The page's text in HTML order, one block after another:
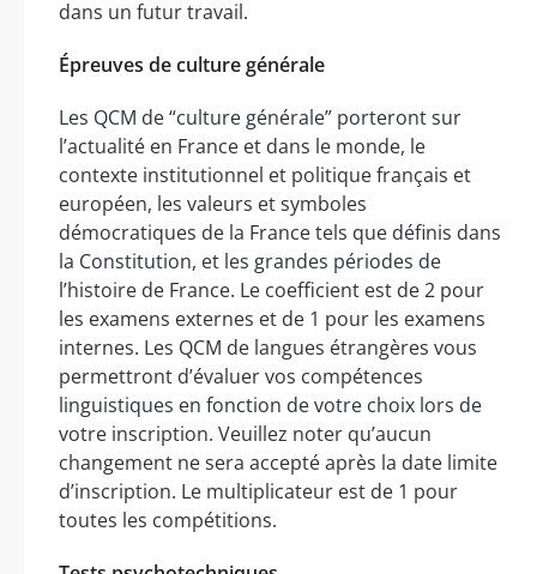
dans un futur travail.
Épreuves de culture générale
Les QCM de “culture générale” porteront sur
l’actualité en France et dans le monde, le
contexte institutionnel et politique français et
européen, les valeurs et symboles
démocratiques de la France tels que définis dans
la Constitution, et les grandes périodes de
l’histoire de France. Le coefficient est de 2 pour
les examens externes et de 1 pour les examens
internes. Les QCM de langues étrangères vous
permettront d’évaluer vos compétences
linguistiques en fonction de votre choix lors de
votre inscription. Veuillez noter qu’aucun
changement ne sera accepté après la date limite
d’inscription. Le multiplicateur est de 1 pour
toutes les compétitions.